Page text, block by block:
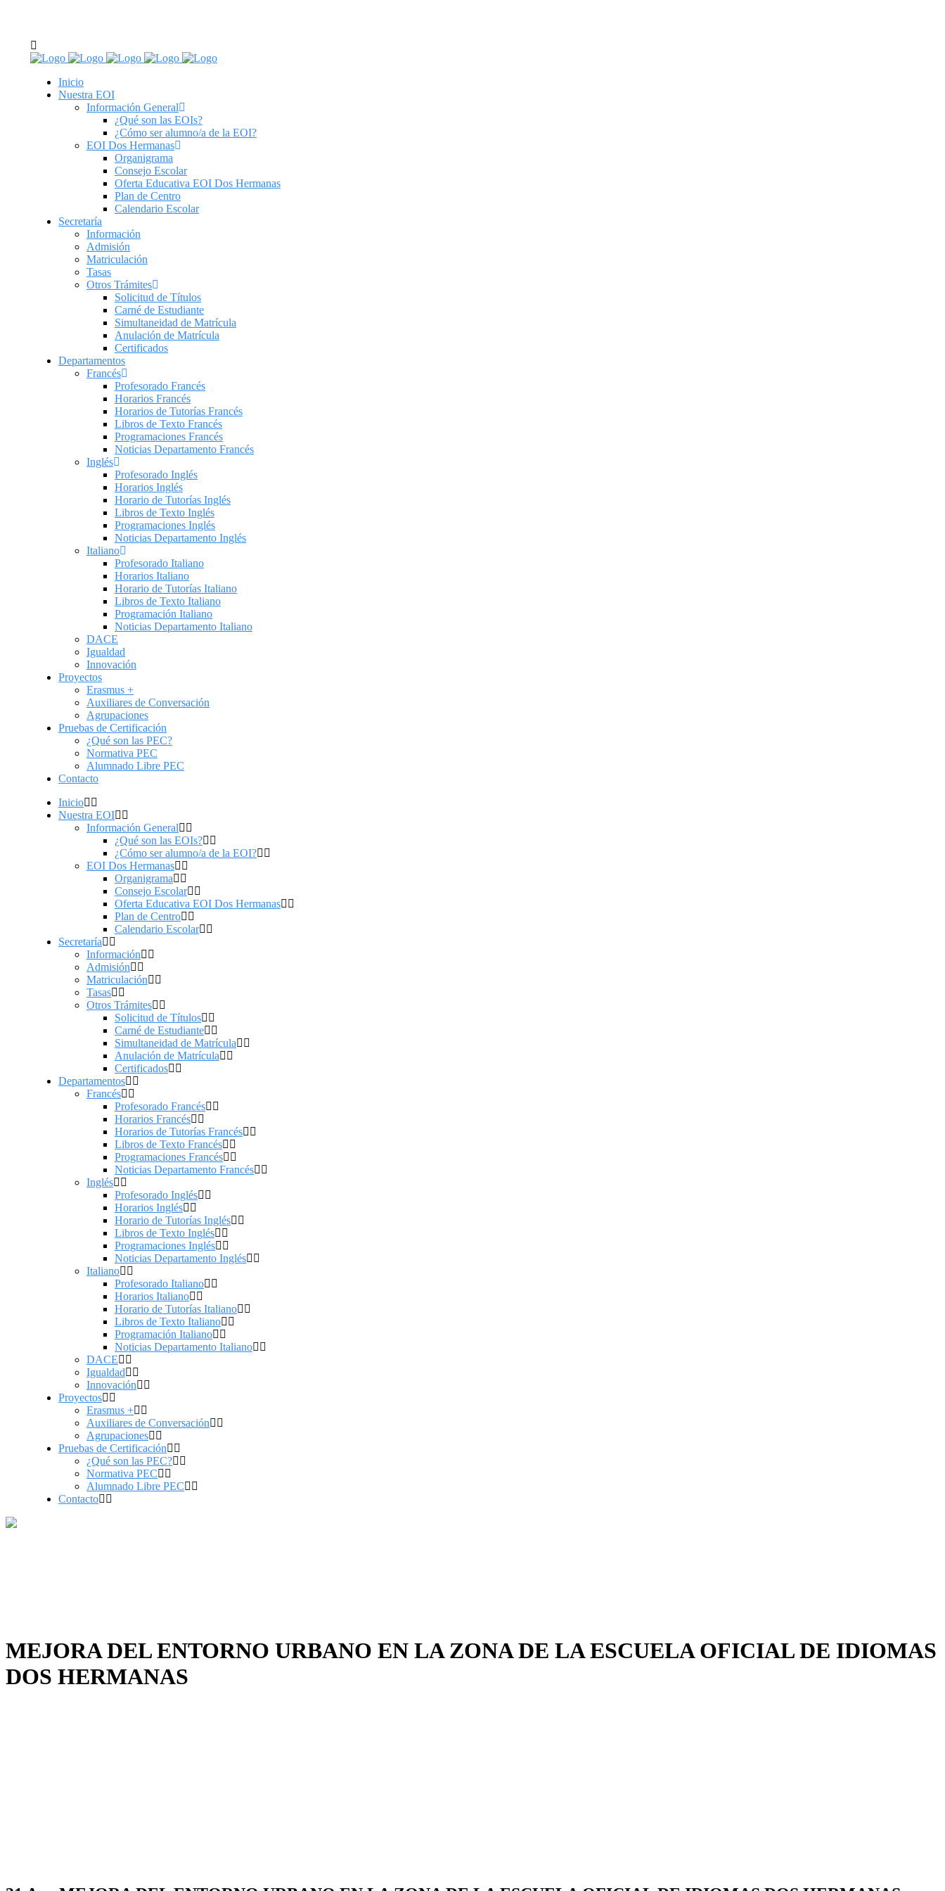
tel: 955 62 43 03
Inicio
Nuestra EOI
Información General
¿Qué son las EOIs?
¿Cómo ser alumno/a de la EOI?
EOI Dos Hermanas
Organigrama
Consejo Escolar
Oferta Educativa EOI Dos Hermanas
Plan de Centro
Calendario Escolar
Secretaría
Información
Admisión
Matriculación
Tasas
Otros Trámites
Solicitud de Títulos
Carné de Estudiante
Simultaneidad de Matrícula
Anulación de Matrícula
Certificados
Departamentos
Francés
Profesorado Francés
Horarios Francés
Horarios de Tutorías Francés
Libros de Texto Francés
Programaciones Francés
Noticias Departamento Francés
Inglés
Profesorado Inglés
Horarios Inglés
Horario de Tutorías Inglés
Libros de Texto Inglés
Programaciones Inglés
Noticias Departamento Inglés
Italiano
Profesorado Italiano
Horarios Italiano
Horario de Tutorías Italiano
Libros de Texto Italiano
Programación Italiano
Noticias Departamento Italiano
DACE
Igualdad
Innovación
Proyectos
Erasmus +
Auxiliares de Conversación
Agrupaciones
Pruebas de Certificación
¿Qué son las PEC?
Normativa PEC
Alumnado Libre PEC
Contacto
Inicio
Nuestra EOI
Información General
¿Qué son las EOIs?
¿Cómo ser alumno/a de la EOI?
EOI Dos Hermanas
Organigrama
Consejo Escolar
Oferta Educativa EOI Dos Hermanas
Plan de Centro
Calendario Escolar
Secretaría
Información
Admisión
Matriculación
Tasas
Otros Trámites
Solicitud de Títulos
Carné de Estudiante
Simultaneidad de Matrícula
Anulación de Matrícula
Certificados
Departamentos
Francés
Profesorado Francés
Horarios Francés
Horarios de Tutorías Francés
Libros de Texto Francés
Programaciones Francés
Noticias Departamento Francés
Inglés
Profesorado Inglés
Horarios Inglés
Horario de Tutorías Inglés
Libros de Texto Inglés
Programaciones Inglés
Noticias Departamento Inglés
Italiano
Profesorado Italiano
Horarios Italiano
Horario de Tutorías Italiano
Libros de Texto Italiano
Programación Italiano
Noticias Departamento Italiano
DACE
Igualdad
Innovación
Proyectos
Erasmus +
Auxiliares de Conversación
Agrupaciones
Pruebas de Certificación
¿Qué son las PEC?
Normativa PEC
Alumnado Libre PEC
Contacto
MEJORA DEL ENTORNO URBANO EN LA ZONA DE LA ESCUELA OFICIAL DE IDIOMAS
DOS HERMANAS